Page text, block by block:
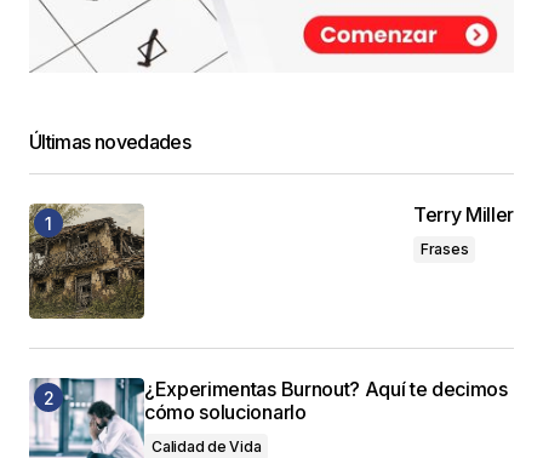
Últimas novedades
Terry Miller
Frases
¿Experimentas Burnout? Aquí te decimos
cómo solucionarlo
Calidad de Vida